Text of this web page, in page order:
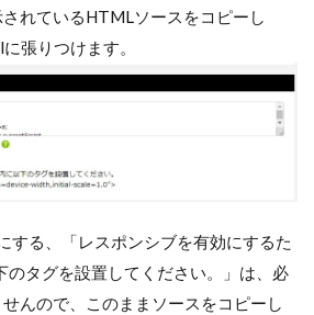
れているHTMLソースをコピーし
張りつけます。
る、「レスポンシブを有効にするた
のタグを設置してください。」は、必
んので、このままソースをコピーし